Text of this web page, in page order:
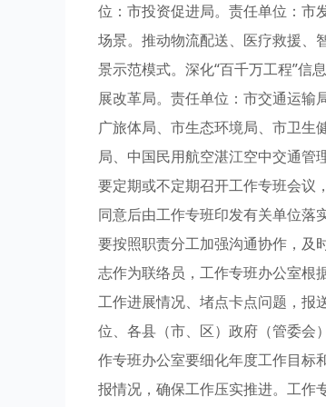
位：市投资促进局。责任单位：市
场景。推动物流配送、医疗救援、
景示范模式。深化“百千万工程”信
展改革局。责任单位：市交通运输
广旅体局、市生态环境局、市卫生
局、中国民用航空湛江空中交通管
要定期或不定期召开工作专班会议
同意后由工作专班印发有关单位落
要按照职责分工加强沟通协作，及
志作为联络员，工作专班办公室根
工作进展情况、堵点卡点问题，报
位、各县（市、区）政府（管委会
作专班办公室要细化年度工作目标
报情况，确保工作压实推进。工作